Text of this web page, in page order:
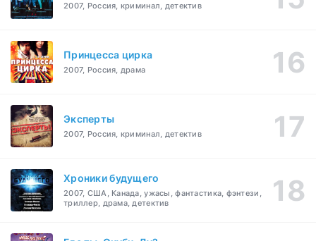
2007, Россия, криминал, детектив
Принцесса цирка
2007, Россия, драма
Эксперты
2007, Россия, криминал, детектив
Хроники будущего
2007, США, Канада, ужасы, фантастика, фэнтези,
триллер, драма, детектив